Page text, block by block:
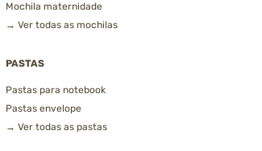
Mochila maternidade
→ Ver todas as mochilas
PASTAS
Pastas para notebook
Pastas envelope
→ Ver todas as pastas